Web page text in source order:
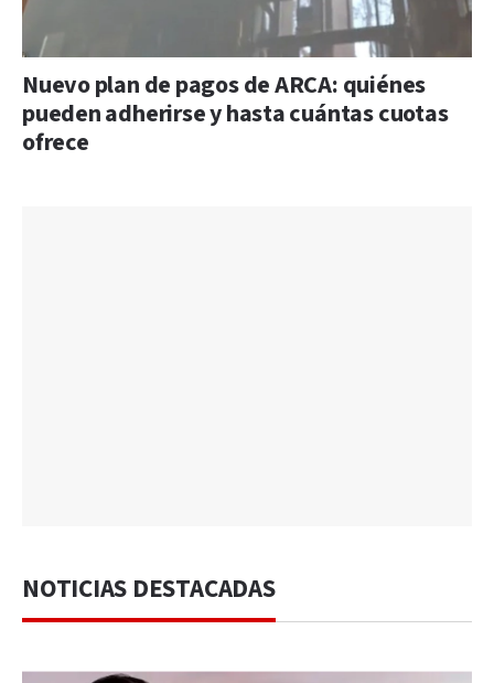
Nuevo plan de pagos de ARCA: quiénes
pueden adherirse y hasta cuántas cuotas
ofrece
NOTICIAS DESTACADAS